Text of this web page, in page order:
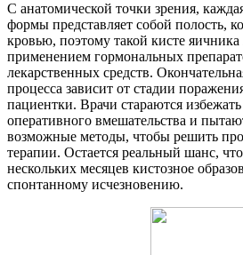
С анатомической точки зрения,
формы представляет собой полость,
кровью, поэтому такой кисте яичника
применением гормональных
лекарственных средств.
процесса зависит от стадии
пациентки. Врачи стараются
оперативного вмешательства и
возможные методы, чтобы решить
терапии. Остается реальный шанс,
нескольких месяцев кистозное
спонтанному исчезновению.